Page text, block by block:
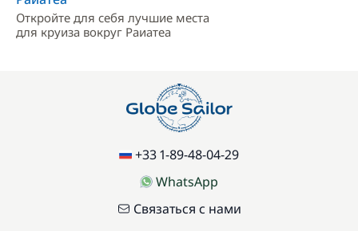
Откройте для себя лучшие места
для круиза вокруг Раиатеа
+33 1-89-48-04-29
WhatsApp
Связаться с нами